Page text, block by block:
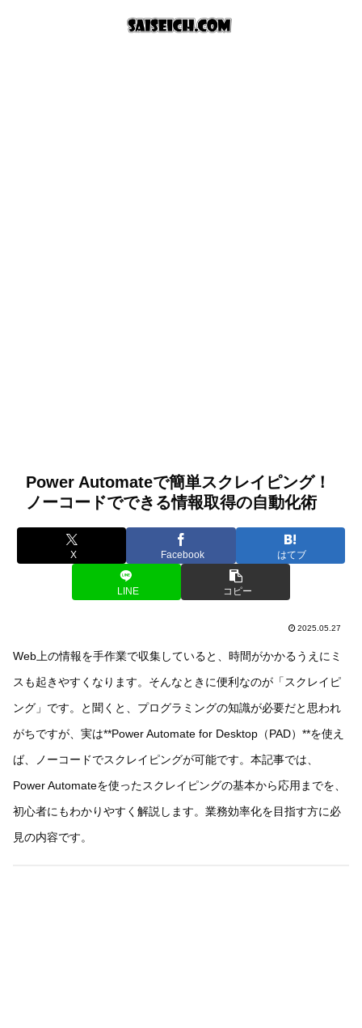
Power Automateで簡単スクレイピング！
ノーコードでできる情報取得の自動化術
X Facebook はてブ
LINE コピー
2025.05.27
Web上の情報を手作業で収集していると、時間がかかるうえにミ
スも起きやすくなります。そんなときに便利なのが「スクレイピ
ング」です。と聞くと、プログラミングの知識が必要だと思われ
がちですが、実は**Power Automate for Desktop（PAD）**を使え
ば、ノーコードでスクレイピングが可能です。本記事では、
Power Automateを使ったスクレイピングの基本から応用までを、
初心者にもわかりやすく解説します。業務効率化を目指す方に必
見の内容です。